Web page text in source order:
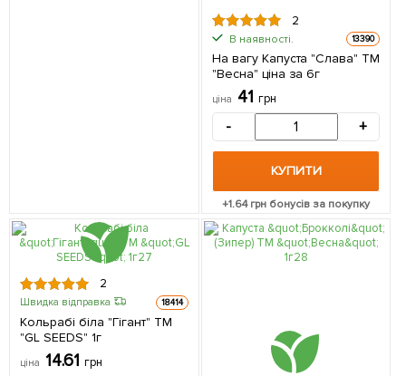
2
В наявності. 13390
На вагу Капуста "Слава" ТМ
"Весна" ціна за 6г
ціна 41 грн
- +
КУПИТИ
+1.64грн бонусів за покупку
2
Швидка відправка 18414
Кольрабі біла "Гігант" ТМ
"GL SEEDS" 1г
ціна 14.61 грн